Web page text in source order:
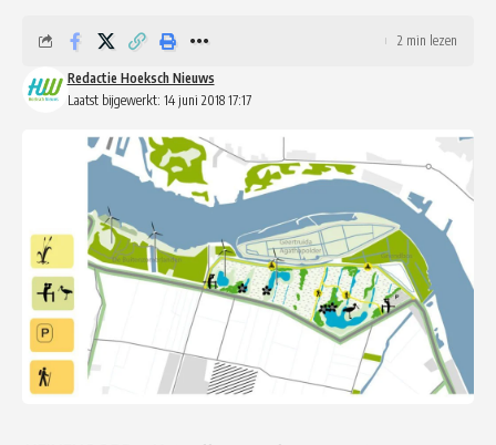
Laatst bijgewerkt: 14 juni 2018 17:17
Redactie Hoeksch Nieuws
2 min lezen